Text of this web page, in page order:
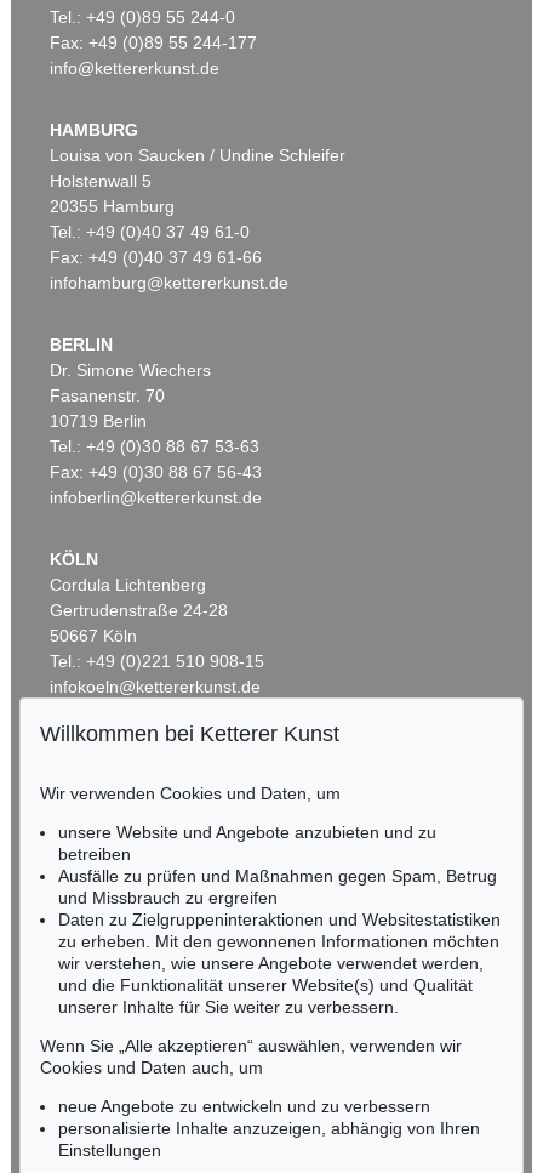
Tel.: +49 (0)89 55 244-0
Fax: +49 (0)89 55 244-177
info@kettererkunst.de
HAMBURG
Louisa von Saucken / Undine Schleifer
Holstenwall 5
20355 Hamburg
Tel.: +49 (0)40 37 49 61-0
Fax: +49 (0)40 37 49 61-66
infohamburg@kettererkunst.de
BERLIN
Dr. Simone Wiechers
Fasanenstr. 70
10719 Berlin
Tel.: +49 (0)30 88 67 53-63
Fax: +49 (0)30 88 67 56-43
infoberlin@kettererkunst.de
KÖLN
Cordula Lichtenberg
Gertrudenstraße 24-28
50667 Köln
Tel.: +49 (0)221 510 908-15
infokoeln@kettererkunst.de
RHEINLAND-PFALZ
Miriam Heß
Tel.: +49 (0)62 21 58 80-038
Fax: +49 (0)62 21 58 80-595
infoheidelberg@kettererkunst.de
NORDDEUTSCHLAND
Nico Kassel, M.A.
Tel.: +49 (0)89 55244-164
Mobil: +49 (0)171 8618661
n.kassel@kettererkunst.de
Keine Auktion mehr verpassen!
Willkommen bei Ketterer Kunst
Wir verwenden Cookies und Daten, um
unsere Website und Angebote anzubieten und zu
betreiben
Ausfälle zu prüfen und Maßnahmen gegen Spam, Betrug
und Missbrauch zu ergreifen
Daten zu Zielgruppeninteraktionen und Websitestatistiken
zu erheben. Mit den gewonnenen Informationen möchten
wir verstehen, wie unsere Angebote verwendet werden,
und die Funktionalität unserer Website(s) und Qualität
unserer Inhalte für Sie weiter zu verbessern.
Wenn Sie „Alle akzeptieren“ auswählen, verwenden wir
Cookies und Daten auch, um
neue Angebote zu entwickeln und zu verbessern
personalisierte Inhalte anzuzeigen, abhängig von Ihren
Einstellungen